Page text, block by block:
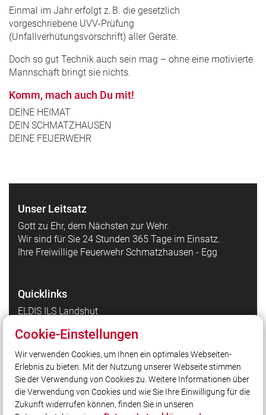
Einmal im Jahr erfolgt z. B. die gesetzlich
vorgeschriebene UVV-Prüfung
(Unfallverhütungsvorschrift) aller Geräte.
Doch so gut Technik auch sein mag – ohne eine motivierte
Mannschaft bringt sie nichts.
Komm, mach auch Du mit!
DEINE HEIMAT
DEIN SCHMATZHAUSEN
DEINE FEUERWEHR
Unser Leitsatz
Gott zu Ehr, dem Nächsten zur Wehr.
Wir sind für Sie 24 Stunden 365 Tage im Einsatz.
Ihre Freiwillige Feuerwehr Schmatzhausen - Egg
Quicklinks
ELDIS ILS Landshut
DIVERA
FLORI
THLProtect.de
Cookie-Einstellungen
Wir verwenden Cookies, um Ihnen ein optimales Webseiten-
Erlebnis zu bieten. Mit der Nutzung unserer Webseite stimmen
Sie der Verwendung von Cookies zu. Weitere Informationen über
die Verwendung von Cookies und wie Sie Ihre Einwilligung für die
Zukunft widerrufen können, finden Sie in unseren